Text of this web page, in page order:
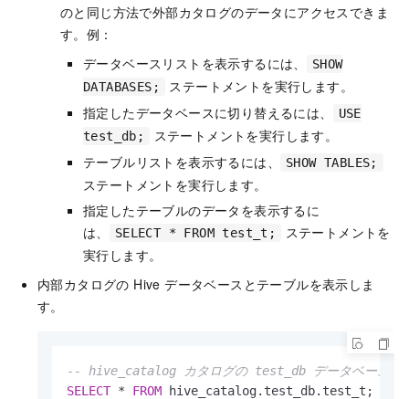
のと同じ方法で外部カタログのデータにアクセスできま
す。例：
データベースリストを表示するには、
SHOW
DATABASES;
ステートメントを実行します。
指定したデータベースに切り替えるには、
USE
test_db;
ステートメントを実行します。
テーブルリストを表示するには、
SHOW TABLES;
ステートメントを実行します。
指定したテーブルのデータを表示するに
は、
SELECT * FROM test_t;
ステートメントを
実行します。
内部カタログの Hive データベースとテーブルを表示しま
す。
-- hive_catalog カタログの test_db データベースの
SELECT * FROM hive_catalog.test_db.test_t;